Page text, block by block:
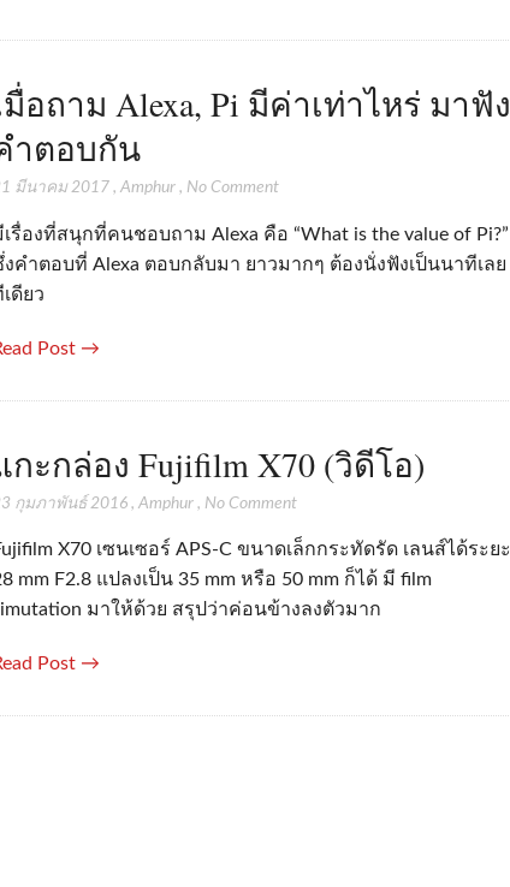
มื่อถาม Alexa, Pi มีค่าเท่าไหร่ มาฟัง
ำตอบกัน
มีนาคม 2017, Amphur, No Comment
เรื่องที่สนุกที่คนชอบถาม Alexa คือ “What is the value of Pi?”
คำตอบที่ Alexa ตอบกลับมา ยาวมากๆ ต้องนั่งฟังเป็นนาทีเลย
ดียว
Post →
กะกล่อง Fujifilm X70 (วิดีโอ)
กุมภาพันธ์ 2016, Amphur, No Comment
X70 เซนเซอร์ APS-C ขนาดเล็กกระทัดรัด เลนส์ได้ระยะ
mm F2.8 แปลงเป็น 35 mm หรือ 50 mm ก็ได้ มี film
มาให้ด้วย สรุปว่าค่อนข้างลงตัวมาก
Post →